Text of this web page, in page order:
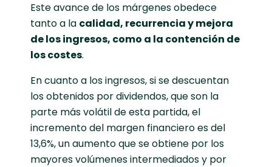
Este avance de los márgenes obedece
tanto a la calidad, recurrencia y mejora
de los ingresos, como a la contención de
los costes.
En cuanto a los ingresos, si se descuentan
los obtenidos por dividendos, que son la
parte más volátil de esta partida, el
incremento del margen financiero es del
13,6%, un aumento que se obtiene por los
mayores volúmenes intermediados y por